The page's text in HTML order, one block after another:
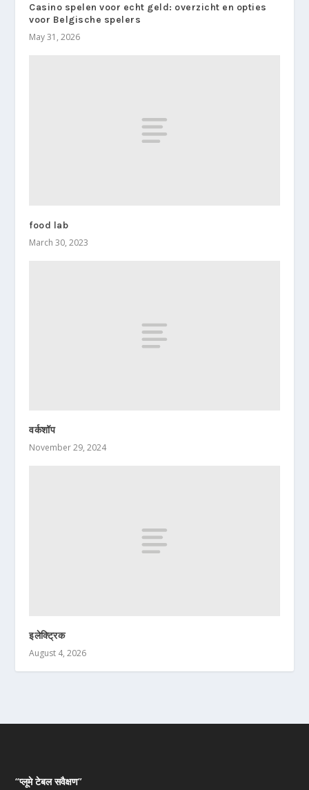
Casino spelen voor echt geld: overzicht en opties
voor Belgische spelers
May 31, 2026
food lab
March 30, 2023
वर्कशॉप
November 29, 2024
इलेक्ट्रिक
August 4, 2026
“प्लूमे टेबल सवैक्षण”